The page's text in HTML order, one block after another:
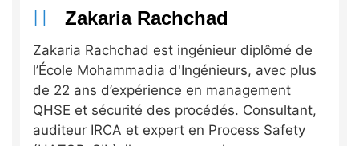
Zakaria Rachchad
Zakaria Rachchad est ingénieur diplômé de
l’École Mohammadia d'Ingénieurs, avec plus
de 22 ans d’expérience en management
QHSE et sécurité des procédés. Consultant,
auditeur IRCA et expert en Process Safety